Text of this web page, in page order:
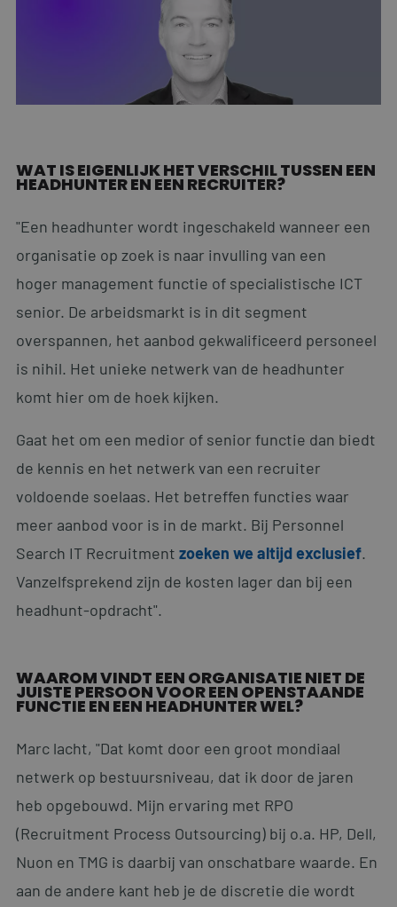
WAT IS EIGENLIJK HET VERSCHIL TUSSEN EEN
HEADHUNTER EN EEN RECRUITER?
"Een headhunter wordt ingeschakeld wanneer een
organisatie op zoek is naar invulling van een
hoger management functie of specialistische ICT
senior. De arbeidsmarkt is in dit segment
overspannen, het aanbod gekwalificeerd personeel
is nihil. Het unieke netwerk van de headhunter
komt hier om de hoek kijken.
Gaat het om een medior of senior functie dan biedt
de kennis en het netwerk van een recruiter
voldoende soelaas. Het betreffen functies waar
meer aanbod voor is in de markt. Bij Personnel
Search IT Recruitment zoeken we altijd exclusief.
Vanzelfsprekend zijn de kosten lager dan bij een
headhunt-opdracht".
WAAROM VINDT EEN ORGANISATIE NIET DE
JUISTE PERSOON VOOR EEN OPENSTAANDE
FUNCTIE EN EEN HEADHUNTER WEL?
Marc lacht, "Dat komt door een groot mondiaal
netwerk op bestuursniveau, dat ik door de jaren
heb opgebouwd. Mijn ervaring met RPO
(Recruitment Process Outsourcing) bij o.a. HP, Dell,
Nuon en TMG is daarbij van onschatbare waarde. En
aan de andere kant heb je de discretie die wordt